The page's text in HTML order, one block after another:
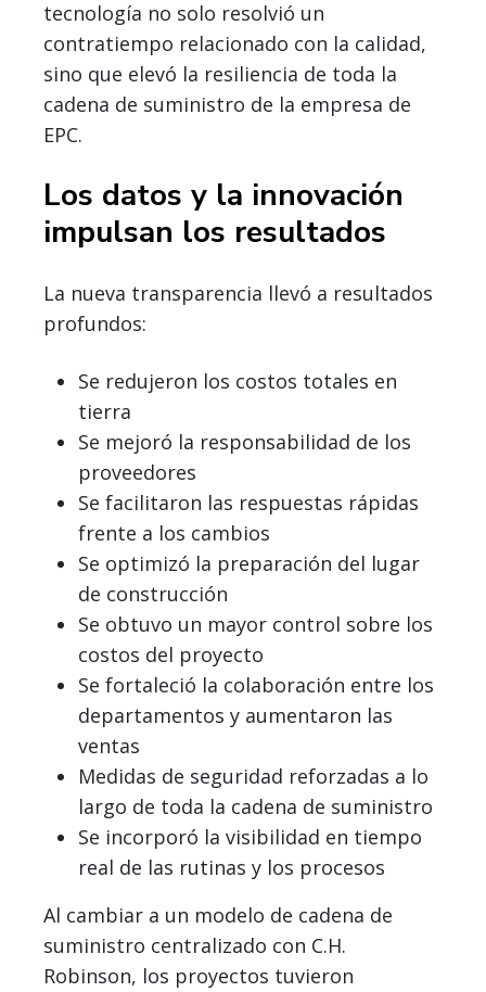
tecnología no solo resolvió un
contratiempo relacionado con la calidad,
sino que elevó la resiliencia de toda la
cadena de suministro de la empresa de
EPC.
Los datos y la innovación
impulsan los resultados
La nueva transparencia llevó a resultados
profundos:
Se redujeron los costos totales en
tierra
Se mejoró la responsabilidad de los
proveedores
Se facilitaron las respuestas rápidas
frente a los cambios
Se optimizó la preparación del lugar
de construcción
Se obtuvo un mayor control sobre los
costos del proyecto
Se fortaleció la colaboración entre los
departamentos y aumentaron las
ventas
Medidas de seguridad reforzadas a lo
largo de toda la cadena de suministro
Se incorporó la visibilidad en tiempo
real de las rutinas y los procesos
Al cambiar a un modelo de cadena de
suministro centralizado con C.H.
Robinson, los proyectos tuvieron